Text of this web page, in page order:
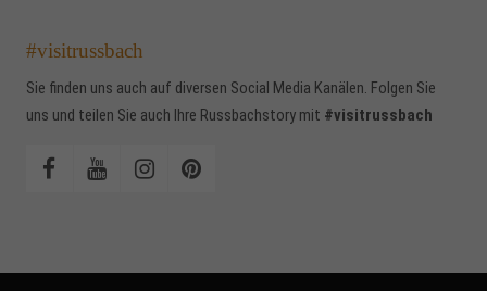
#visitrussbach
Sie finden uns auch auf diversen Social Media Kanälen. Folgen Sie
uns und teilen Sie auch Ihre Russbachstory mit #visitrussbach